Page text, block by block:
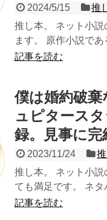
2024/5/15
推
推し本。 ネット小
ます。 原作小説で
記事を読む
僕は婚約破
ュピタース
録。見事に完
2023/11/24
推し本。 ネット小
ても満足です。 ネ
記事を読む